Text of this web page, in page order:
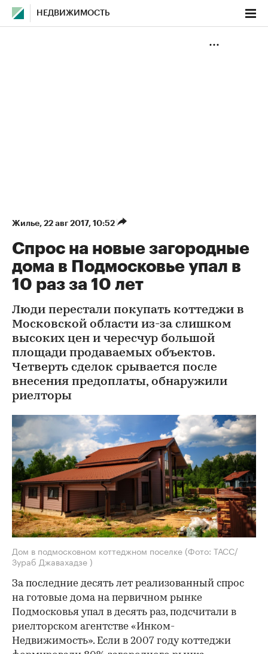
НЕДВИЖИМОСТЬ
Жилье⁠, 22 авг 2017, 10:52
Спрос на новые загородные
дома в Подмосковье упал в
10 раз за 10 лет
Люди перестали покупать коттеджи в
Московской области из-за слишком
высоких цен и чересчур большой
площади продаваемых объектов.
Четверть сделок срывается после
внесения предоплаты, обнаружили
риелторы
Дом в подмосковном коттеджном поселке (Фото: ТАСС/
Зураб Джавахадзе )
За последние десять лет реализованный спрос
на готовые дома на первичном рынке
Подмосковья упал в десять раз, подсчитали в
риелторском агентстве «Инком-
Недвижимость». Если в 2007 году коттеджи